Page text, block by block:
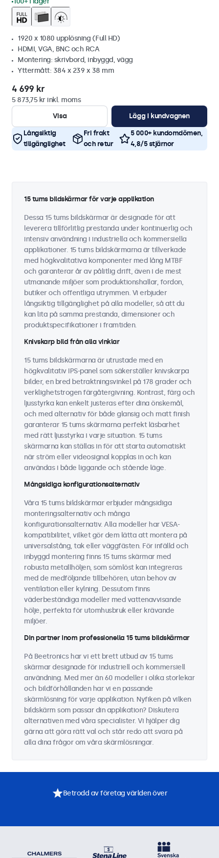
1920 x 1080 upplösning (Full HD)
HDMI, VGA, BNC och RCA
Montering: skrivbord, inbyggd, vägg
Yttermått: 384 x 239 x 38 mm
4 699 kr
5 873,75 kr inkl. moms
Visa
Lägg i kundvagnen
Långsiktig
tillgänglighet
Fri frakt
och retur
5 000+ kundomdömen,
4,8/5 stjärnor
15 tums bildskärmar för varje applikation
Dessa 15 tums bildskärmar är designade för att
leverera tillförlitlig prestanda under kontinuerlig och
intensiv användning i industriella och kommersiella
applikationer. 15 tums bildskärmarna är tillverkade
med högkvalitativa komponenter med lång MTBF
och garanterar år av pålitlig drift, även i de mest
utmanande miljöer som produktionshallar, fordon,
butiker och offentliga utrymmen. Vi erbjuder
långsiktig tillgänglighet på alla modeller, så att du
kan lita på samma prestanda, dimensioner och
produktspecifikationer i framtiden.
Knivskarp bild från alla vinklar
15 tums bildskärmarna är utrustade med en
högkvalitativ IPS-panel som säkerställer knivskarpa
bilder, en bred betraktningsvinkel på 178 grader och
verklighetstrogen färgåtergivning. Kontrast, färg och
ljusstyrka kan enkelt justeras efter dina önskemål,
och med alternativ för både glansig och matt finish
garanterar 15 tums skärmarna perfekt läsbarhet
med rätt ljusstyrka i varje situation. 15 tums
skärmarna kan ställas in för att starta automatiskt
när ström eller videosignal kopplas in och kan
användas i både liggande och stående läge.
Mångsidiga konfigurationsalternativ
Våra 15 tums bildskärmar erbjuder mångsidiga
monteringsalternativ och många
konfigurationsalternativ. Alla modeller har VESA-
kompatibilitet, vilket gör dem lätta att montera på
universalstång, tak eller väggfästen. För infälld och
inbyggd montering finns 15 tums skärmar med
robusta metallhöljen, som sömlöst kan integreras
med de medföljande tillbehören, utan behov av
ventilation eller kylning. Dessutom finns
väderbeständiga modeller med vattenavvisande
hölje, perfekta för utomhusbruk eller krävande
miljöer.
Din partner inom professionella 15 tums bildskärmar
På Beetronics har vi ett brett utbud av 15 tums
skärmar designade för industriell och kommersiell
användning. Med mer än 60 modeller i olika storlekar
och bildförhållanden har vi en passande
skärmlösning för varje applikation. Nyfiken på vilken
bildskärm som passar din applikation? Diskutera
alternativen med våra specialister. Vi hjälper dig
gärna att göra rätt val och står redo att svara på
alla dina frågor om våra skärmlösningar.
Betrodd av företag världen över